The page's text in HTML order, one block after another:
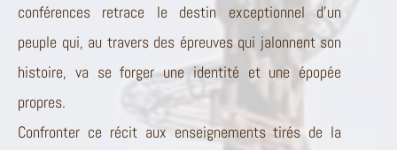
conférences retrace le destin exceptionnel d’un
peuple qui, au travers des épreuves qui jalonnent son
histoire, va se forger une identité et une épopée
propres.
Confronter ce récit aux enseignements tirés de la